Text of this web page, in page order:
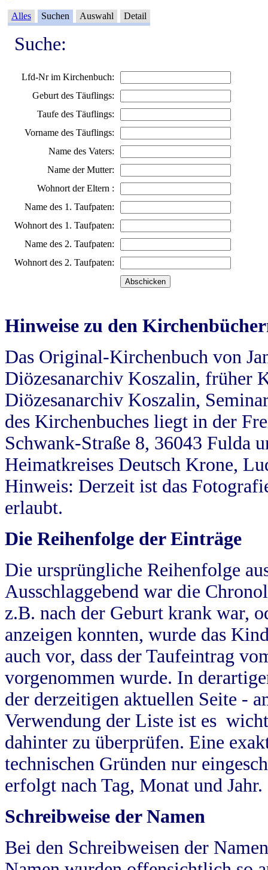
Alles Suchen Auswahl Detail
Suche:
Lfd-Nr im Kirchenbuch:
Geburt des Täuflings:
Taufe des Täuflings:
Vorname des Täuflings:
Name des Vaters:
Name der Mutter:
Wohnort der Eltern :
Name des 1. Taufpaten:
Wohnort des 1. Taufpaten:
Name des 2. Taufpaten:
Wohnort des 2. Taufpaten:
Hinweise zu den
Das Original-Kirchenbuch von
Diözesanarchiv Koszalin, früher
Diözesanarchiv Koszalin,
des Kirchenbuches liegt in der
Schwank-Straße 8, 36043 Fulda
Heimatkreises Deutsch Krone,
Hinweis: Derzeit ist das
erlaubt.
Die Reihenfolge der Einträge
Die ursprüngliche Reihenfolge
Ausschlaggebend war die
z.B. nach der Geburt krank war,
anzeigen konnten, wurde das
auch vor, dass der Taufeintrag
vorgenommen wurde. In
der derzeitigen aktuellen Seite -
Verwendung der Liste ist es
dahinter zu überprüfen. Eine
technischen Gründen nur
erfolgt nach Tag, Monat und Jahr.
Schreibweise der Namen
Bei den Schreibweisen der